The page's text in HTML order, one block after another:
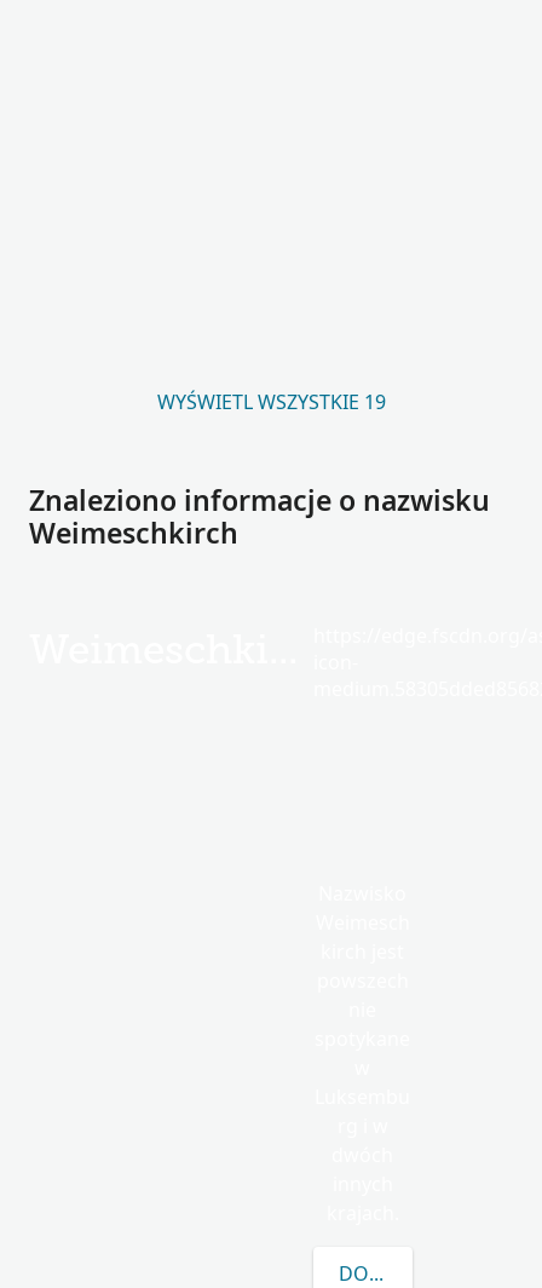
WYŚWIETL WSZYSTKIE 19
Znaleziono informacje o nazwisku
Weimeschkirch
DOWIEDZ SIĘ